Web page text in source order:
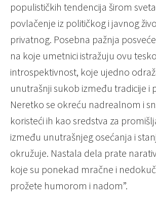
populističkih tendencija širom
povlačenje iz političkog i javnog
privatnog. Posebna pažnja
na koje umetnici istražuju ovu
introspektivnost, koje ujedno
unutrašnji sukob između tradicije i
Neretko se okreću nadrealnom i
koristeći ih kao sredstva za
između unutrašnjeg osećanja i
okružuje. Nastala dela prate
koje su ponekad mračne i
prožete humorom i nadom”.